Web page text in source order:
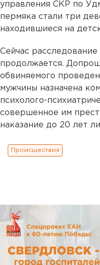
управления СКР по
пермяка стали три
находившиеся на
Сейчас расследование
продолжается.
обвиняемого
мужчины назначена
психолого-
совершенное им
наказание до 20 лет
Происшествия